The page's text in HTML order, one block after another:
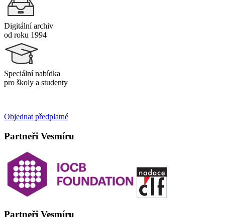
Digitální archiv
od roku 1994
Speciální nabídka
pro školy a studenty
Objednat předplatné
Partneři Vesmíru
Partneři Vesmíru